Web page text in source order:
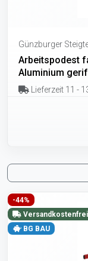
Günzburger
Arbeitspodest
Aluminium
Lieferzeit 11 -
-44%
Versandkostenfrei
BG BAU